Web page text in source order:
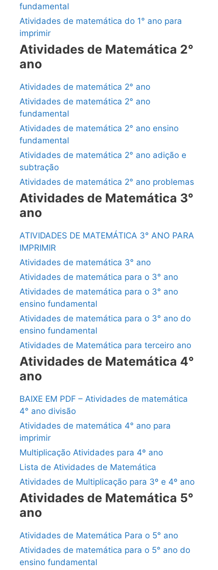
fundamental
Atividades de matemática do 1° ano para
imprimir
Atividades de Matemática 2°
ano
Atividades de matemática 2° ano
Atividades de matemática 2° ano
fundamental
Atividades de matemática 2° ano ensino
fundamental
Atividades de matemática 2° ano adição e
subtração
Atividades de matemática 2° ano problemas
Atividades de Matemática 3°
ano
ATIVIDADES DE MATEMÁTICA 3° ANO PARA
IMPRIMIR
Atividades de matemática 3° ano
Atividades de matemática para o 3° ano
Atividades de matemática para o 3° ano
ensino fundamental
Atividades de matemática para o 3° ano do
ensino fundamental
Atividades de Matemática para terceiro ano
Atividades de Matemática 4°
ano
BAIXE EM PDF – Atividades de matemática
4° ano divisão
Atividades de matemática 4° ano para
imprimir
Multiplicação Atividades para 4º ano
Lista de Atividades de Matemática
Atividades de Multiplicação para 3º e 4º ano
Atividades de Matemática 5°
ano
Atividades de Matemática Para o 5° ano
Atividades de matemática para o 5° ano do
ensino fundamental